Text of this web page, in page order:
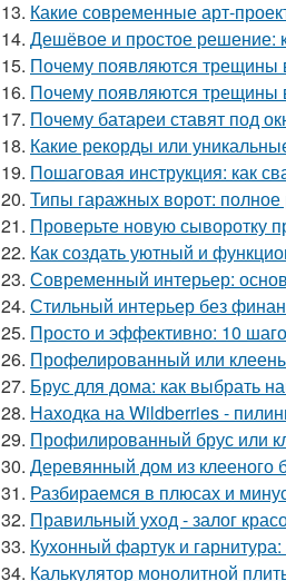
13. Какие современные арт-
14. Дешёвое и простое решение:
15. Почему появляются трещины
16. Почему появляются трещины
17. Почему батареи ставят под
18. Какие рекорды или
19. Пошаговая инструкция: как
20. Типы гаражных ворот: полное
21. Проверьте новую сыворотку
22. Как создать уютный и
23. Современный интерьер:
24. Стильный интерьер без
25. Просто и эффективно: 10
26. Профелированный или
27. Брус для дома: как выбрать
28. Находка на Wildberries -
29. Профилированный брус или
30. Деревянный дом из клееного
31. Разбираемся в плюсах и
32. Правильный уход - залог
33. Кухонный фартук и
34. Калькулятор монолитной